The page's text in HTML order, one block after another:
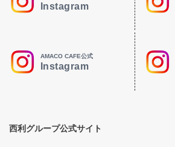
Instagram
AMACO CAFE公式
Instagram
西利グループ公式サイト